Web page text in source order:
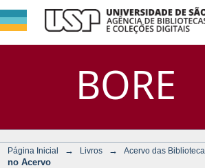
BORE
Busca no
DSpace/Manakin +
Página Inicial → Livros → Acervo das
no Acervo